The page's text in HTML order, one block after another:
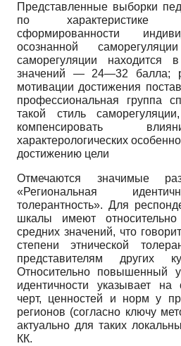
Представленные выборки
по характеристике
сформированности
осознанной
саморегуляции находится
значений — 24—32 балла;
мотивации достижения
профессиональная группа
такой стиль
компенсировать
характерологических
достижению цели
Отмечаются значимые
«Региональная
толерантность». Для
шкалы имеют относительно
средних значений, что
степени этнической
представителям других
Относительно повышенный
идентичности указывает на
черт, ценностей и норм у
регионов (согласно ключу
актуально для таких
КК.